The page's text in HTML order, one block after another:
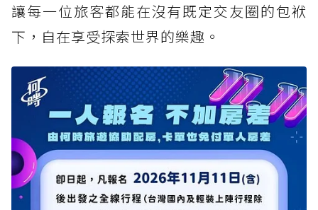
讓每一位旅客都能在沒有既定交友圈的包袱
下，自在享受探索世界的樂趣。